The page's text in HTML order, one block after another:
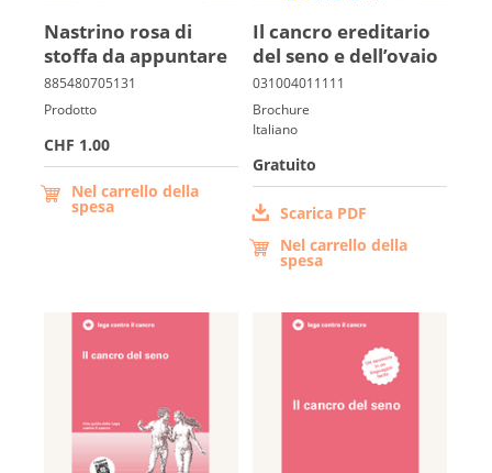
Na­strino ro­sa di
stoffa da appuntare
Prodotto
CHF 1.00
Nel carrello della
spesa
Il cancro ereditario
del seno e dell’ova­io
Brochure
Italiano
Gratuito
Scarica PDF
Nel carrello della
spesa